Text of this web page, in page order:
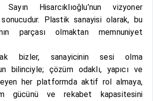
Hisarcıklıoğlu’nun vizyoner
sonucudur. Plastik sanayisi olarak, bu
parçası olmaktan memnuniyet
bizler, sanayicinin sesi olma
bilinciyle; çözüm odaklı, yapıcı ve
her platformda aktif rol almaya,
gücünü ve rekabet kapasitesini